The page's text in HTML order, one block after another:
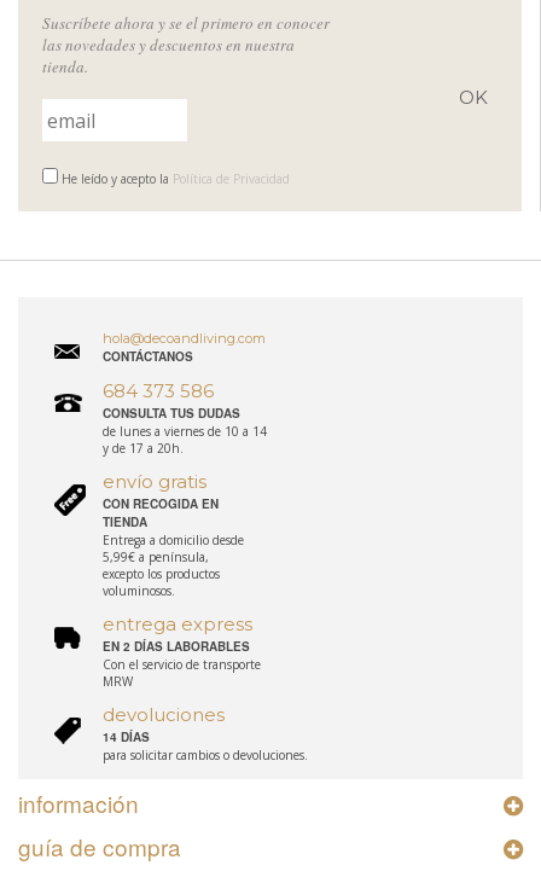
Suscríbete ahora y se el primero en conocer
las novedades y descuentos en nuestra
tienda.
He leído y acepto la Política de Privacidad
hola@decoandliving.com
CONTÁCTANOS
684 373 586
CONSULTA TUS DUDAS
de lunes a viernes de 10 a 14
y de 17 a 20h.
envío gratis
CON RECOGIDA EN
TIENDA
Entrega a domicilio desde
5,99€ a península,
excepto los productos
voluminosos.
entrega express
EN 2 DÍAS LABORABLES
Con el servicio de transporte
MRW
devoluciones
14 DÍAS
para solicitar cambios o devoluciones.
información
guía de compra